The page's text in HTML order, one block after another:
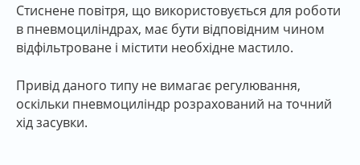
Стиснене повітря, що використовується для роботи
в пневмоциліндрах, має бути відповідним чином
відфільтроване і містити необхідне мастило.
Привід даного типу не вимагає регулювання,
оскільки пневмоциліндр розрахований на точний
хід засувки.